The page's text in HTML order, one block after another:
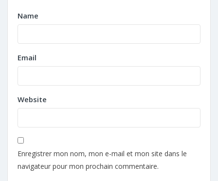
Name
Email
Website
Enregistrer mon nom, mon e-mail et mon site dans le
navigateur pour mon prochain commentaire.